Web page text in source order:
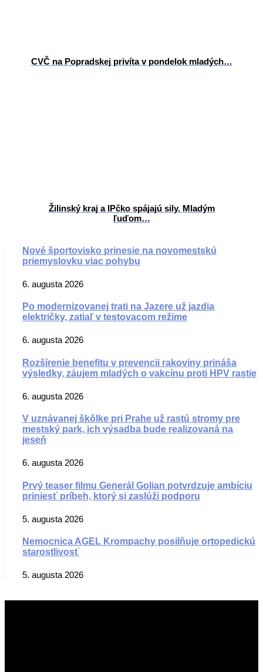
CVČ na Popradskej privíta v pondelok mladých…
Žilinský kraj a IPčko spájajú sily. Mladým
ľuďom…
Nové športovisko prinesie na novomestskú
priemyslovku viac pohybu
6. augusta 2026
Po modernizovanej trati na Jazere už jazdia
električky, zatiaľ v testovacom režime
6. augusta 2026
Rozšírenie benefitu v prevencii rakoviny prináša
výsledky, záujem mladých o vakcínu proti HPV rastie
6. augusta 2026
V uznávanej škôlke pri Prahe už rastú stromy pre
mestský park, ich výsadba bude realizovaná na
jeseň
6. augusta 2026
Prvý teaser filmu Generál Golian potvrdzuje ambíciu
priniesť príbeh, ktorý si zaslúži podporu
5. augusta 2026
Nemocnica AGEL Krompachy posilňuje ortopedickú
starostlivosť
5. augusta 2026